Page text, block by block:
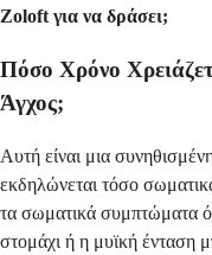
Zoloft για να δράσει;
Πόσο Χρόνο
Άγχος;
Αυτή είναι μια
εκδηλώνεται τόσο
τα σωματικά συμπτώματα
στομάχι ή η μυϊκή ένταση